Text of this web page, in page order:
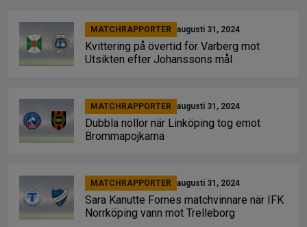
MATCHRAPPORTER augusti 31, 2024
Kvittering på övertid för Varberg mot
Utsikten efter Johanssons mål
MATCHRAPPORTER augusti 31, 2024
Dubbla nollor när Linköping tog emot
Brommapojkarna
MATCHRAPPORTER augusti 31, 2024
Sara Kanutte Fornes matchvinnare när IFK
Norrköping vann mot Trelleborg